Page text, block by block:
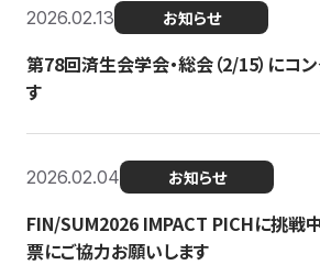
2026.02.13 お知らせ
第78回済生会学会・総会（2/15）にコ
す
2026.02.04 お知らせ
FIN/SUM2026 IMPACT PICHに挑戦中
票にご協力お願いします